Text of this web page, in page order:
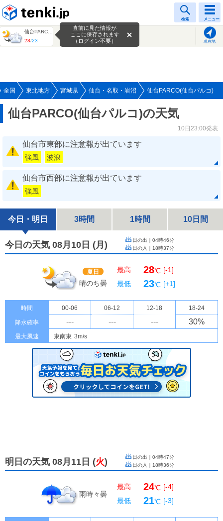
検索 メニュー
28/23 現在地
直前に見た情報が
ここに保存されます
（ログイン不要）
全国 東北地方 宮城県 仙台・名取・岩沼 仙台PARCO(仙台パルコ)
仙台PARCO(仙台パルコ)の天気
10日23:00発表
仙台市東部に注意報が出ています
強風 波浪
仙台市西部に注意報が出ています
強風
今日・明日 3時間 1時間 10日間
今日の天気 08月10日 (月 ) 日の出｜ 04時46分
日の入｜ 18時37分
夏日
晴のち曇
最高 28℃ [-1]
最低
23℃ [+1]
時間 00-06 06-12 12-18 18-24
降水確率 --- --- --- 30%
最大風速 東南東 3m/s
明日の天気 08月11日 (火) 日の出｜ 04時47分
日の入｜ 18時36分
雨時々曇
最高 24℃ [-4]
最低
21℃ [-3]